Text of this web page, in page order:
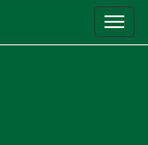
de